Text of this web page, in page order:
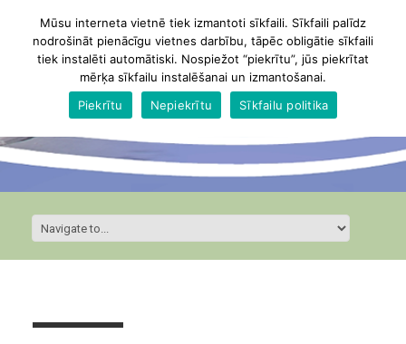
Mūsu interneta vietnē tiek izmantoti sīkfaili. Sīkfaili palīdz
nodrošināt pienācīgu vietnes darbību, tāpēc obligātie sīkfaili
tiek instalēti automātiski. Nospiežot “piekrītu”, jūs piekrītat
mērķa sīkfailu instalēšanai un izmantošanai.
Piekrītu
Nepiekrītu Sīkfailu politika